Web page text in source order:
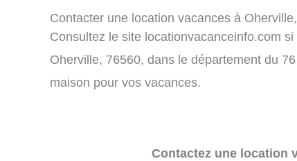
Contacter une location vacances à
Consultez le site locationvacanceinfo.com
Oherville, 76560, dans le département du
maison pour vos vacances.
Contactez une location